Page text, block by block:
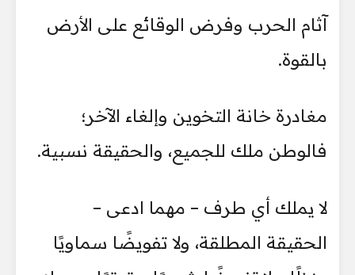
آثام الحرب وفرض الوقائع على الأرض
بالقوة.
مغادرة خانة التخوين وإلغاء الآخر؛
فالوطن ملك للجميع، والحقيقة نسبية.
لا يملك أي طرف – مهما ادعى –
الحقيقة المطلقة، ولا تفويضًا سماويًا